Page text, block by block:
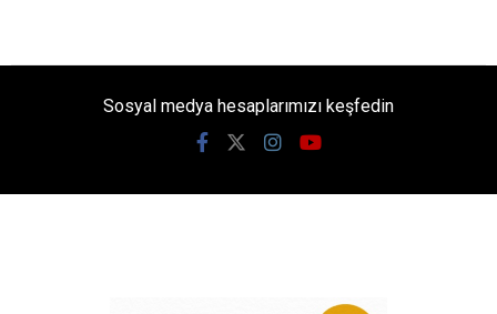
Sosyal medya hesaplarımızı keşfedin